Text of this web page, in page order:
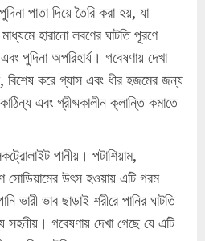
পাতা দিয়ে তৈরি করা হয়, যা
হারানো লবণের ঘাটতি পূরণে
পুদিনা অপরিহার্য। গবেষণায় দেখা
করে গ্যাস এবং ধীর হজমের জন্য
এবং গ্রীষ্মকালীন ক্লান্তি কমাতে
পানীয়। পটাশিয়াম,
সোডিয়ামের উৎস হওয়ায় এটি গরম
ভারী ভাব ছাড়াই শরীরে পানির ঘাটতি
গবেষণায় দেখা গেছে যে এটি